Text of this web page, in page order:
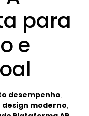
para
e
desempenho
design moderno